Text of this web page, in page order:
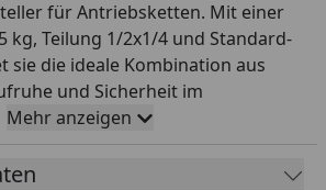
für Antriebsketten. Mit einer
kg, Teilung 1/2x1/4 und Standard-
sie die ideale Kombination aus
und Sicherheit im
bis 125 ccm. Die Standard-
ein ausgewogenes Verhältnis aus
und Preis. Diese
Mehr anzeigen